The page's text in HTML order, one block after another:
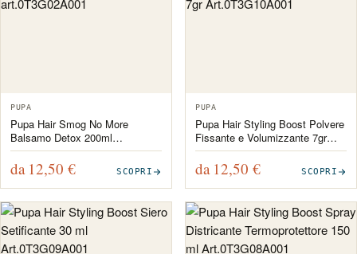
PUPA
Pupa Hair Smog No More
Balsamo Detox 200ml
art.0T3G02A001
da 12,50€ SCOPRI
PUPA
Pupa Hair Styling Boost Polvere
Fissante e Volumizzante 7gr
Art.0T3G10A001
da 12,50€ SCOPRI